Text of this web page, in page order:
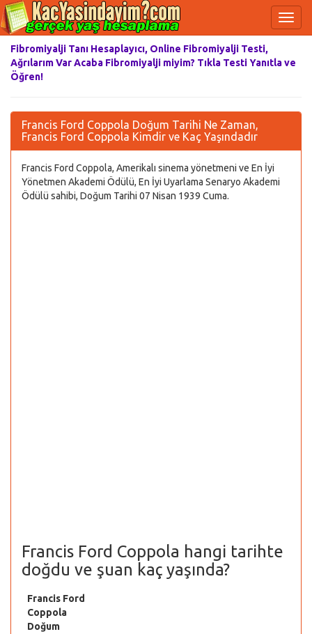
Fibromiyalji Tanı Hesaplayıcı, Online Fibromiyalji Testi,
Ağrılarım Var Acaba Fibromiyalji miyim? Tıkla Testi Yanıtla ve
Öğren!
Francis Ford Coppola Doğum Tarihi Ne Zaman,
Francis Ford Coppola Kimdir ve Kaç Yaşındadır
Francis Ford Coppola, Amerikalı sinema yönetmeni ve En İyi
Yönetmen Akademi Ödülü, En İyi Uyarlama Senaryo Akademi
Ödülü sahibi, Doğum Tarihi 07 Nisan 1939 Cuma.
Francis Ford Coppola hangi tarihte
doğdu ve şuan kaç yaşında?
Francis Ford
Coppola
Doğum